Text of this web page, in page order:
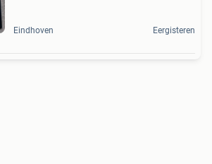
Eindhoven Eergisteren